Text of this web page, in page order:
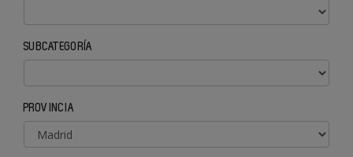
SUBCATEGORÍA
PROVINCIA